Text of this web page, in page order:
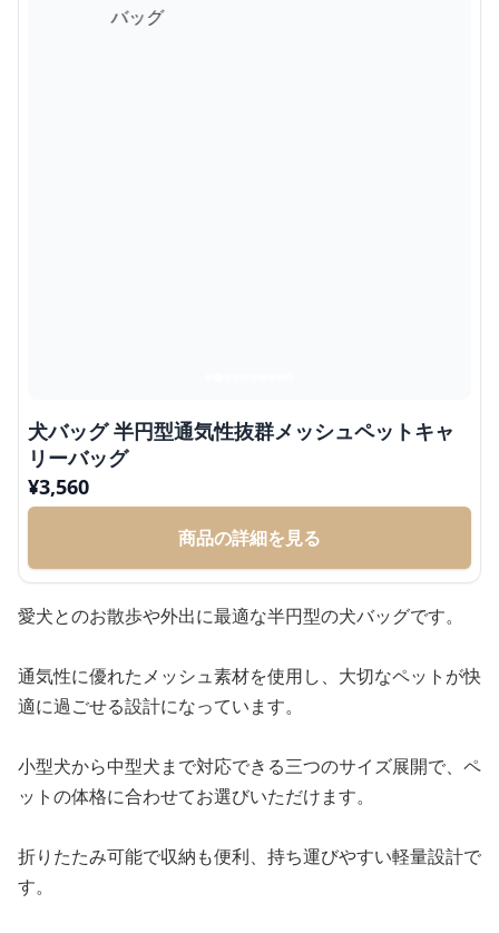
犬バッグ 半円型通気性抜群メッシュペットキャ
リーバッグ
¥3,560
商品の詳細を見る
愛犬とのお散歩や外出に最適な半円型の犬バッグです。
通気性に優れたメッシュ素材を使用し、大切なペットが快
適に過ごせる設計になっています。
小型犬から中型犬まで対応できる三つのサイズ展開で、ペ
ットの体格に合わせてお選びいただけます。
折りたたみ可能で収納も便利、持ち運びやすい軽量設計で
す。